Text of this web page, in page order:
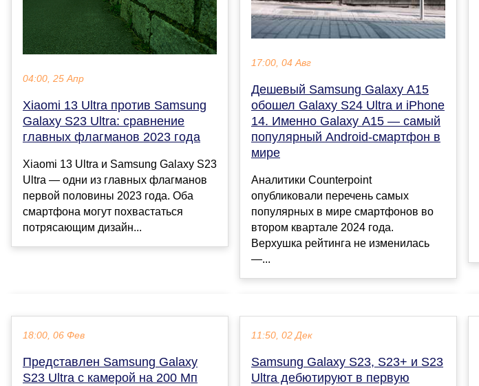
04:00, 25 Апр
Xiaomi 13 Ultra против Samsung
Galaxy S23 Ultra: сравнение
главных флагманов 2023 года
Xiaomi 13 Ultra и Samsung Galaxy S23
Ultra — одни из главных флагманов
первой половины 2023 года. Оба
смартфона могут похвастаться
потрясающим дизайн...
17:00, 04 Авг
Дешевый Samsung Galaxy A15
обошел Galaxy S24 Ultra и iPhone
14. Именно Galaxy A15 — самый
популярный Android-смартфон в
мире
Аналитики Counterpoint
опубликовали перечень самых
популярных в мире смартфонов во
втором квартале 2024 года.
Верхушка рейтинга не изменилась
—...
18:00, 06 Фев
Представлен Samsung Galaxy
S23 Ultra с камерой на 200 Мп
11:50, 02 Дек
Samsung Galaxy S23, S23+ и S23
Ultra дебютируют в первую